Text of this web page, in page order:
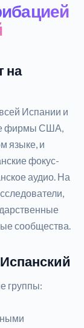
на
Испании и
фирмы США,
языке, и
фокус-
аудио. На
сообщества.
группы: